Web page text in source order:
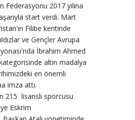
Federasyonu 2017 yılına
start verdi. Mart
Filibe kentinde
ve Gençler Avrupa
İbrahim Ahmed
altın madalya
en önemli
imza attı.
215 lisanslı sporcusu
Eskrim